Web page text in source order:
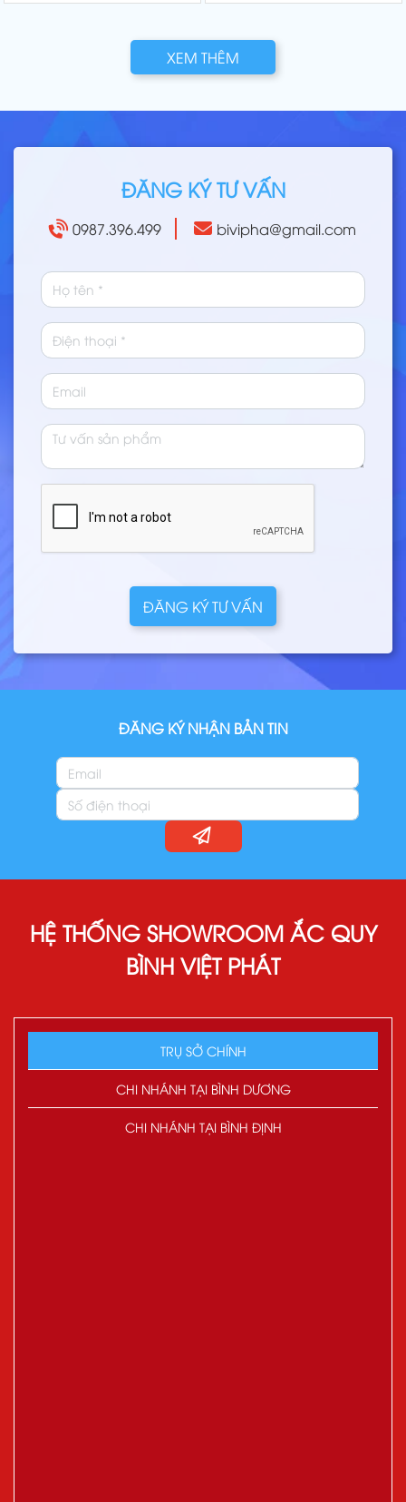
XEM THÊM
ĐĂNG KÝ TƯ VẤN
0987.396.499 bivipha@gmail.com
ĐĂNG KÝ TƯ VẤN
ĐĂNG KÝ NHẬN BẢN TIN
HỆ THỐNG SHOWROOM ẮC QUY
BÌNH VIỆT PHÁT
TRỤ SỞ CHÍNH
CHI NHÁNH TẠI BÌNH DƯƠNG
CHI NHÁNH TẠI BÌNH ĐỊNH